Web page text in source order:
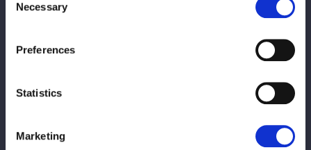
Selection
Necessary
Preferences
Statistics
Marketing